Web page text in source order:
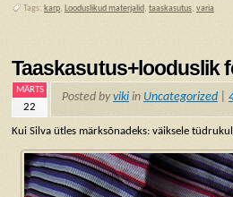
Tags: karp, Looduslikud materjalid, taaskasutus, varia
Taaskasutus+looduslik
MÄRTS
22
Posted byviki in Uncategorized
Kui Silva ütles märksõnadeks: väiksele